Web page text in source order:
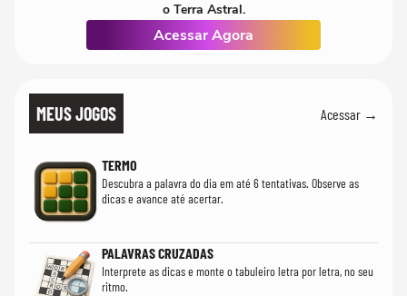
o Terra Astral.
Acessar Agora
MEUS JOGOS Acessar →
TERMO
Descubra a palavra do dia em até 6 tentativas. Observe as
dicas e avance até acertar.
PALAVRAS CRUZADAS
Interprete as dicas e monte o tabuleiro letra por letra, no seu
ritmo.